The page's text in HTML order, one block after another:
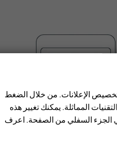
الإعلانات. من خلال الضغط
المماثلة. يمكنك تغيير هذه
الجزء السفلي من الصفحة. اعرف